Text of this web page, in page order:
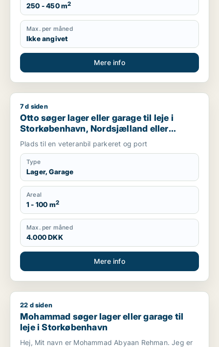
250 - 450 m2
Max. per måned
Ikke angivet
Mere info
Otto søger lager eller garage til leje i Storkøbenhavn,
7 d siden
Otto søger lager eller garage til leje i
Storkøbenhavn, Nordsjælland eller
Region Sjælland
Plads til en veteranbil parkeret og port
Type
Lager, Garage
Areal
1 - 100 m2
Max. per måned
4.000 DKK
Mere info
Mohammad søger lager eller garage til leje i Storkøbenhavn
22 d siden
Mohammad søger lager eller garage til
leje i Storkøbenhavn
Hej, Mit navn er Mohammad Abyaan Rehman. Jeg er